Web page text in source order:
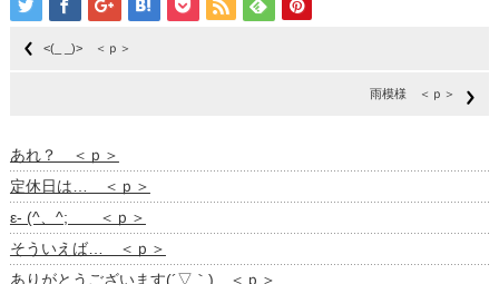
<(_ _)> ＜ｐ＞
雨模様 ＜ｐ＞
あれ？ ＜ｐ＞
定休日は… ＜ｐ＞
ε- (^、^; ＜ｐ＞
そういえば… ＜ｐ＞
ありがとうございます(´▽｀) ＜ｐ＞